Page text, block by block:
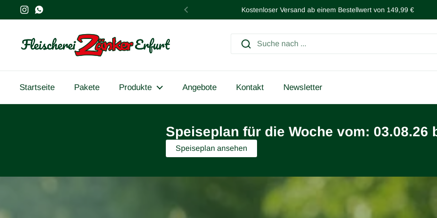
Zum Inhalt springen
InstagramWhatsApp Zurück Kostenloser Versand ab einem Bestellwert von 149,99 €
Startseite Pakete Produkte Angebote Kontakt Newsletter
Speiseplan für die Woche vom: 03.08.26
Speiseplan ansehen